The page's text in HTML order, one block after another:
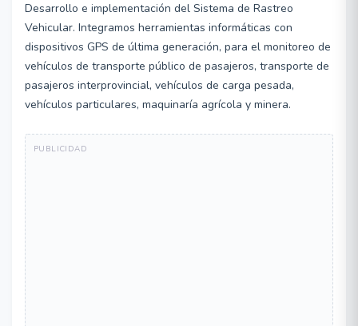
Desarrollo e implementación del Sistema de Rastreo
Vehicular. Integramos herramientas informáticas con
dispositivos GPS de última generación, para el monitoreo de
vehículos de transporte público de pasajeros, transporte de
pasajeros interprovincial, vehículos de carga pesada,
vehículos particulares, maquinaría agrícola y minera.